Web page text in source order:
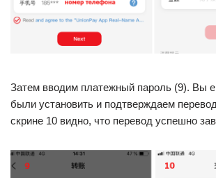
Затем вводим платежный пароль (9). Вы
были установить и подтверждаем
скрине 10 видно, что перевод успешно